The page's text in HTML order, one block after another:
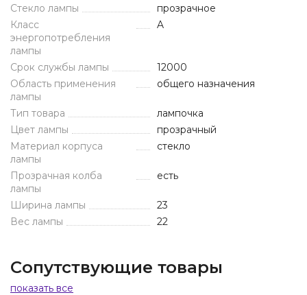
Стекло лампы
прозрачное
Класс
энергопотребления
лампы
A
Срок службы лампы
12000
Область применения
лампы
общего назначения
Тип товара
лампочка
Цвет лампы
прозрачный
Материал корпуса
лампы
стекло
Прозрачная колба
лампы
есть
Ширина лампы
23
Вес лампы
22
Сопутствующие товары
показать все